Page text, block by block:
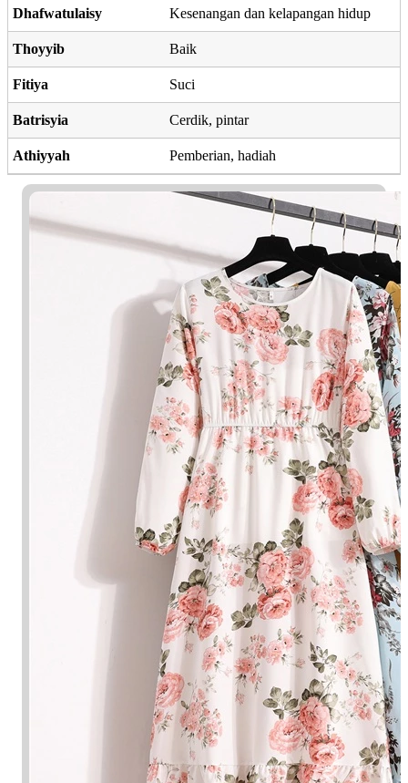
Dhafwatulaisy Kesenangan dan kelapangan hidup
Thoyyib Baik
Fitiya Suci
Batrisyia Cerdik, pintar
Athiyyah Pemberian, hadiah